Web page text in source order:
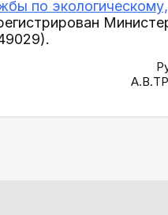
по экологическому,